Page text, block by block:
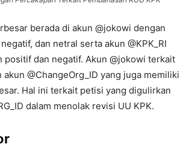
berada di akun @jokowi dengan
dan netral serta akun @KPK_RI
positif dan negatif. Akun @jokowi terkait
@ChangeOrg_ID yang juga memiliki
Hal ini terkait petisi yang digulirkan
dalam menolak revisi UU KPK.